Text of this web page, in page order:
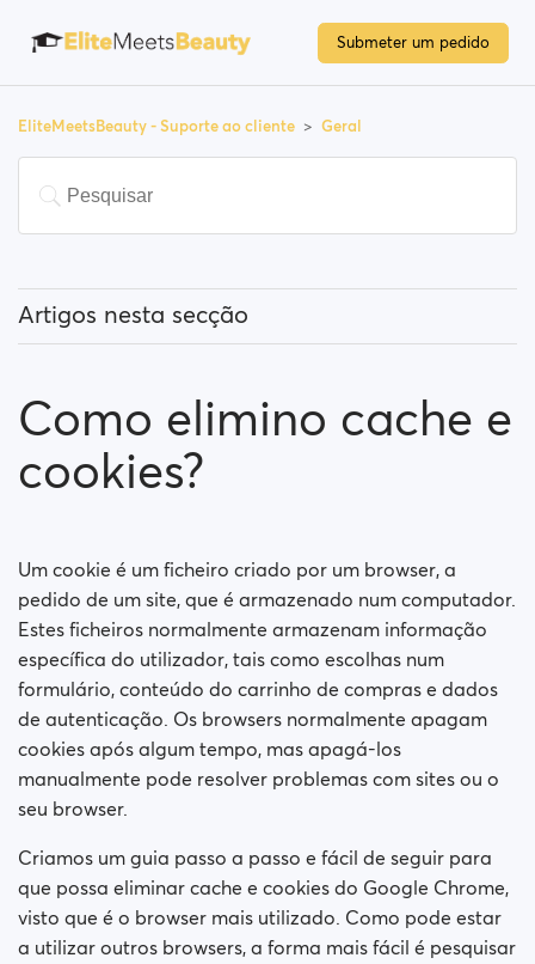
Submeter um pedido
EliteMeetsBeauty - Suporte ao cliente Geral
Artigos nesta secção
Como posso alterar a minha localização e como
funciona?
Como bloqueio uma pessoa?
Como desbloqueio uma pessoa?
Tenho problemas no site. O que faço?
Como elimino cache e cookies?
Como mudo minha idade/nome de utilizador/?
Perfis falsos
Quais assinaturas estão disponíveis? Posso comprar
uma assinatura semanal / mensal?
Como elimino cache e
cookies?
Um cookie é um ficheiro criado por um browser, a
pedido de um site, que é armazenado num computador.
Estes ficheiros normalmente armazenam informação
específica do utilizador, tais como escolhas num
formulário, conteúdo do carrinho de compras e dados
de autenticação. Os browsers normalmente apagam
cookies após algum tempo, mas apagá-los
manualmente pode resolver problemas com sites ou o
seu browser.
Criamos um guia passo a passo e fácil de seguir para
que possa eliminar cache e cookies do Google Chrome,
visto que é o browser mais utilizado. Como pode estar
a utilizar outros browsers, a forma mais fácil é pesquisar